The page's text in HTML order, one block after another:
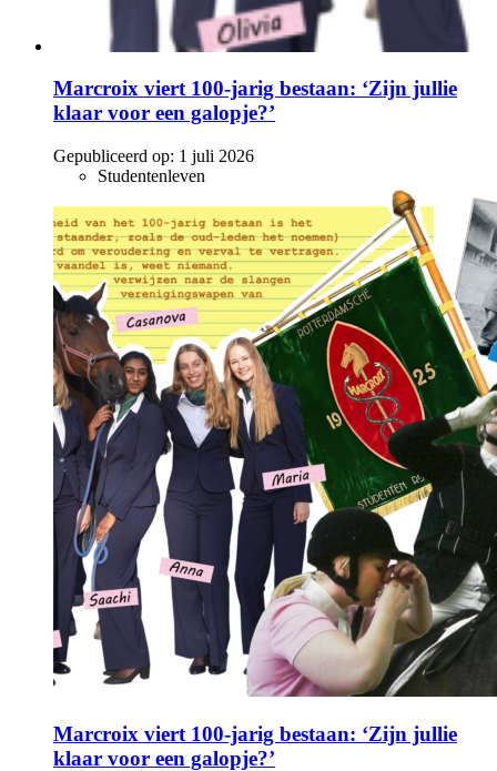
Marcroix viert 100-jarig bestaan: ‘Zijn jullie
klaar voor een galopje?’
Gepubliceerd op: 1 juli 2026
Studentenleven
Marcroix viert 100-jarig bestaan: ‘Zijn jullie
klaar voor een galopje?’